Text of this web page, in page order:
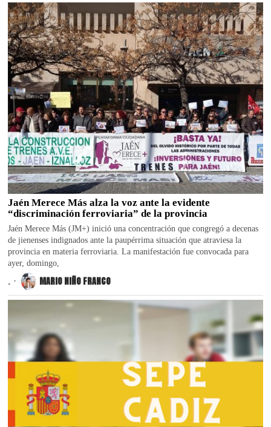
Jaén Merece Más alza la voz ante la evidente
“discriminación ferroviaria” de la provincia
Jaén Merece Más (JM+) inició una concentración que congregó a decenas
de jienenses indignados ante la paupérrima situación que atraviesa la
provincia en materia ferroviaria. La manifestación fue convocada para
ayer, domingo,
. MARIO NIÑO FRANCO